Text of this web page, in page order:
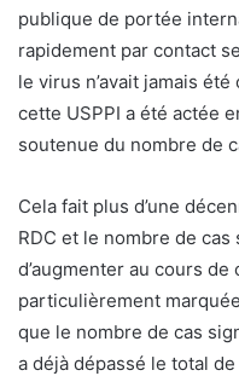
publique de portée
rapidement par contact
le virus n’avait jamais
cette USPPI a été actée
soutenue du nombre de
Cela fait plus d’une
RDC et le nombre de cas
d’augmenter au cours
particulièrement
que le nombre de cas
a déjà dépassé le total